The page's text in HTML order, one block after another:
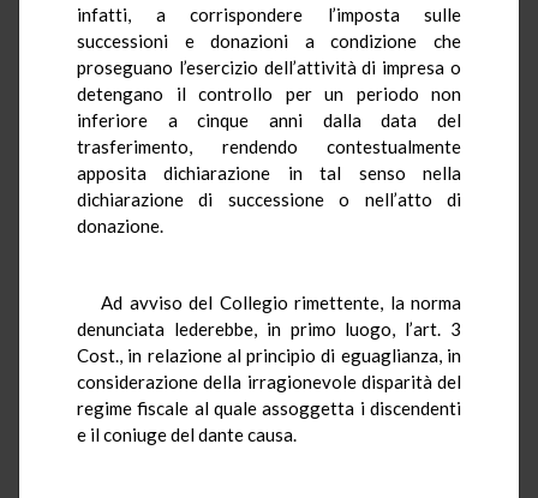
infatti, a corrispondere l’imposta sulle
successioni e donazioni a condizione che
proseguano l’esercizio dell’attività di impresa o
detengano il controllo per un periodo non
inferiore a cinque anni dalla data del
trasferimento, rendendo contestualmente
apposita dichiarazione in tal senso nella
dichiarazione di successione o nell’atto di
donazione.
Ad avviso del Collegio rimettente, la norma
denunciata lederebbe, in primo luogo, l’art. 3
Cost., in relazione al principio di eguaglianza, in
considerazione della irragionevole disparità del
regime fiscale al quale assoggetta i discendenti
e il coniuge del dante causa.